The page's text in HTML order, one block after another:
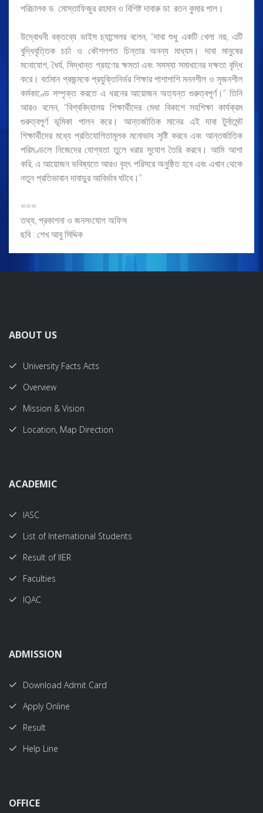
পরিচালক ড. মোস্তাফিজুর রহমান ও বিশিষ্ট দাবারু ডা. রতন কুমার পাল।
উদ্বোধনী বক্তব্যে ভাইস চ্যান্সেলর বলেন, “দাবা শুধু একটি খেলা নয়, এটি
বুদ্ধিবৃত্তিক চর্চা ও কৌশলগত চিন্তার অনন্য মাধ্যম। দাবা মানুষের
মনোযোগ, ধৈর্য, সিদ্ধান্ত গ্রহণের ক্ষমতা এবং সমস্যা সমাধানের দক্ষতা বৃদ্ধি
করে। বর্তমান প্রজন্মকে প্রযুক্তিনির্ভর শিক্ষার পাশাপাশি মননশীল ও সৃজনশীল
কর্মকাণ্ডে সম্পৃক্ত করতে এ ধরনের আয়োজন অত্যন্ত গুরুত্বপূর্ণ।” তিনি
আরও বলেন, “বিশ্ববিদ্যালয় শিক্ষার্থীদের মেধা বিকাশে সহশিক্ষা কার্যক্রম
গুরুত্বপূর্ণ ভূমিকা পালন করে। আন্তর্জাতিক মানের এই দাবা টুর্নামেন্ট
শিক্ষার্থীদের মধ্যে প্রতিযোগিতামূলক মনোভাব সৃষ্টি করবে এবং আন্তর্জাতিক
পরিমণ্ডলে নিজেদের যোগ্যতা তুলে ধরার সুযোগ তৈরি করবে। আমি আশা
করি, এ আয়োজন ভবিষ্যতে আরও বৃহৎ পরিসরে অনুষ্ঠিত হবে এবং এখান থেকে
নতুন প্রতিভাবান দাবাড়ুর আবির্ভাব ঘটবে।”
===
তথ্য, প্রকাশনা ও জনসংযোগ অফিস
ছবি : শেখ আবু সিদ্দিক
ABOUT US
University Facts Acts
Overview
Mission & Vision
Location, Map Direction
ACADEMIC
IASC
List of International Students
Result of IIER
Faculties
IQAC
ADMISSION
Download Admit Card
Apply Online
Result
Help Line
OFFICE